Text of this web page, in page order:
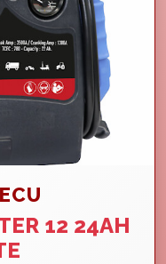
12 24AH